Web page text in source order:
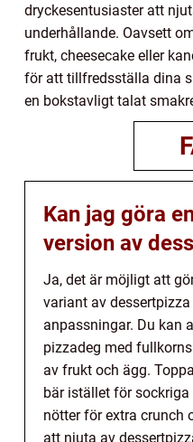
dryckesentusiaster att
underhållande. Oavsett
frukt, cheesecake eller
för att tillfredsställa dina
en bokstavligt talat
Kan jag göra
version av
Ja, det är möjligt att
variant av
anpassningar. Du kan
pizzadeg med
av frukt och ägg.
bär istället för
nötter för extra crunch
att njuta av